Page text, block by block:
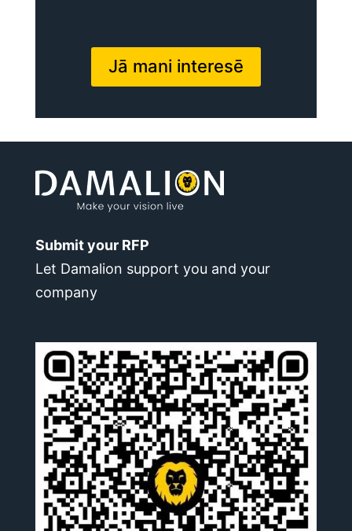
Jā mani interesē
Submit your RFP
Let Damalion support you and your
company